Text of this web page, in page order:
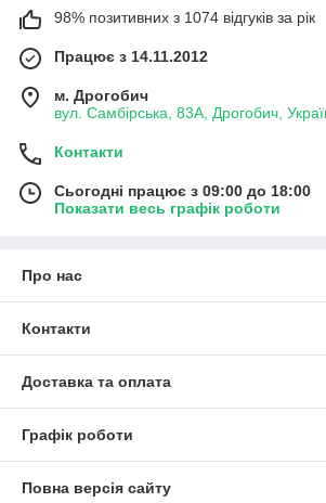
98% позитивних з 1074 відгуків за рік
Працює з 14.11.2012
м. Дрогобич
вул. Самбірська, 83А, Дрогобич,
Контакти
Сьогодні працює з 09:00 до 18:00
Показати весь графік роботи
Про нас
Контакти
Доставка та оплата
Графік роботи
Повна версія сайту